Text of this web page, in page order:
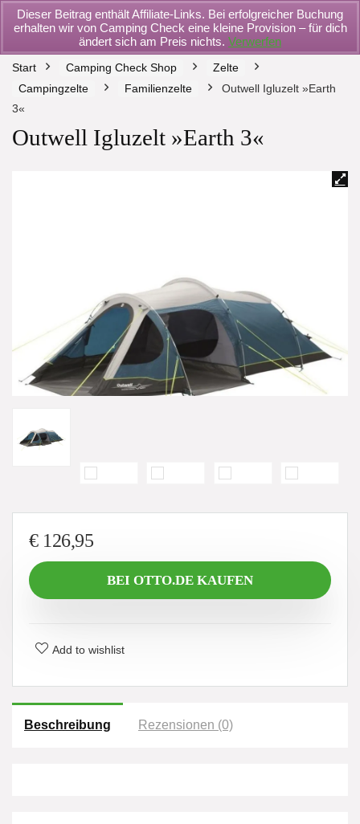
Dieser Beitrag enthält Affiliate-Links. Bei erfolgreicher Buchung
erhalten wir von Camping Check eine kleine Provision – für dich
ändert sich am Preis nichts. Verwerfen
Start Camping Check Shop
Zelte
Campingzelte
Familienzelte
Outwell Igluzelt »Earth
3«
Outwell Igluzelt »Earth 3«
€126,95
BEI OTTO.DE KAUFEN
Add to wishlist
Beschreibung Rezensionen (0)